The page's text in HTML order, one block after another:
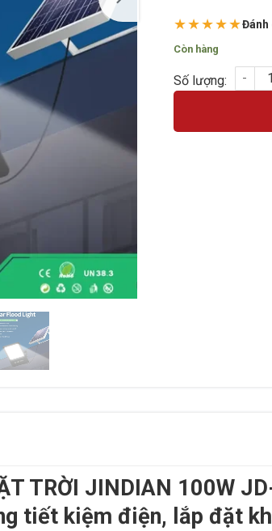
★★★★★Đánh
Còn hàng
ĐÈN PHA NĂNG
TRỜI JINDIAN 100W
tiết kiệm điện, lắp đặt